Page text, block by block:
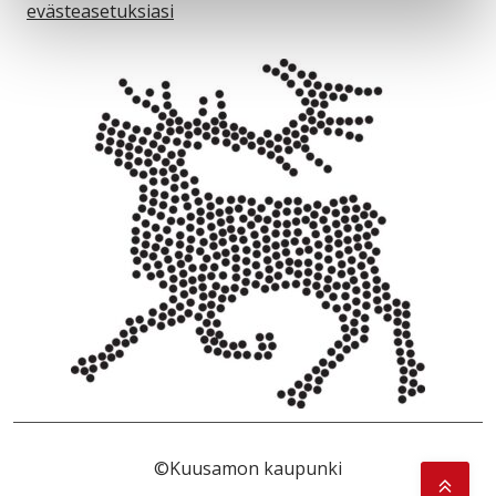
evästeasetuksiasi
©Kuusamon kaupunki